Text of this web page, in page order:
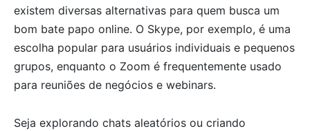
existem diversas alternativas para quem busca um
bom bate papo online. O Skype, por exemplo, é uma
escolha popular para usuários individuais e pequenos
grupos, enquanto o Zoom é frequentemente usado
para reuniões de negócios e webinars.
Seja explorando chats aleatórios ou criando